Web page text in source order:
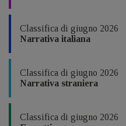
Classifica di giugno 2026
Narrativa italiana
Classifica di giugno 2026
Narrativa straniera
Classifica di giugno 2026